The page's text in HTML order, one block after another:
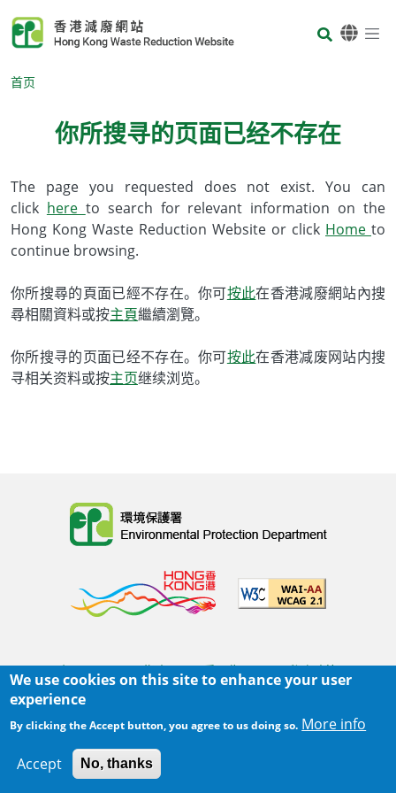
Body
首页
你所搜寻的页面已经不存在
Body
The page you requested does not exist. You can
click here to search for relevant information on the
Hong Kong Waste Reduction Website or click Home to
continue browsing.
你所搜尋的頁面已經不存在。你可按此在香港減廢網站內搜
尋相關資料或按主頁繼續瀏覽。
你所搜寻的页面已经不存在。你可按此在香港减废网站内搜
寻相关资料或按主页继续浏览。
主页 | 网页指南 | 重要告示 |
私隐政策
Body
覆检日期:
2022-08-31 16:03
Body
We use cookies on this site to enhance your user
experience
By clicking the Accept button, you agree to us doing so. More info
Accept No, thanks